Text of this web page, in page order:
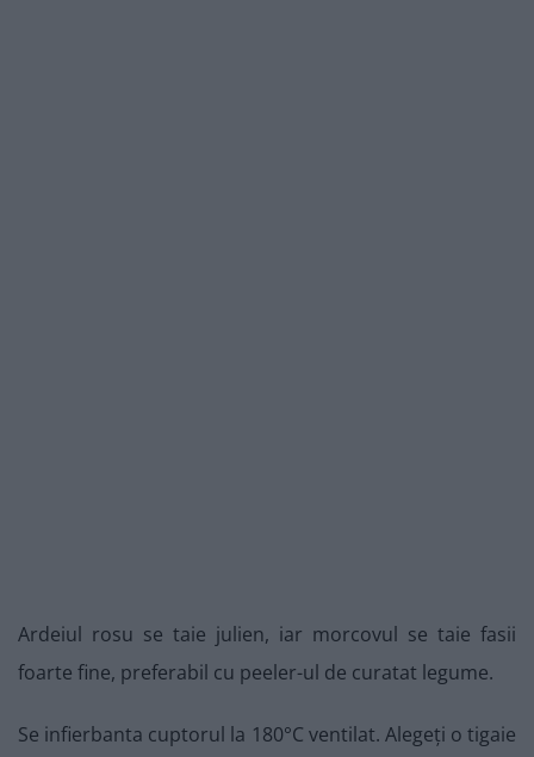
Ardeiul rosu se taie julien, iar morcovul se taie fasii
foarte fine, preferabil cu peeler-ul de curatat legume.
Se infierbanta cuptorul la 180°C ventilat. Alegeți o tigaie